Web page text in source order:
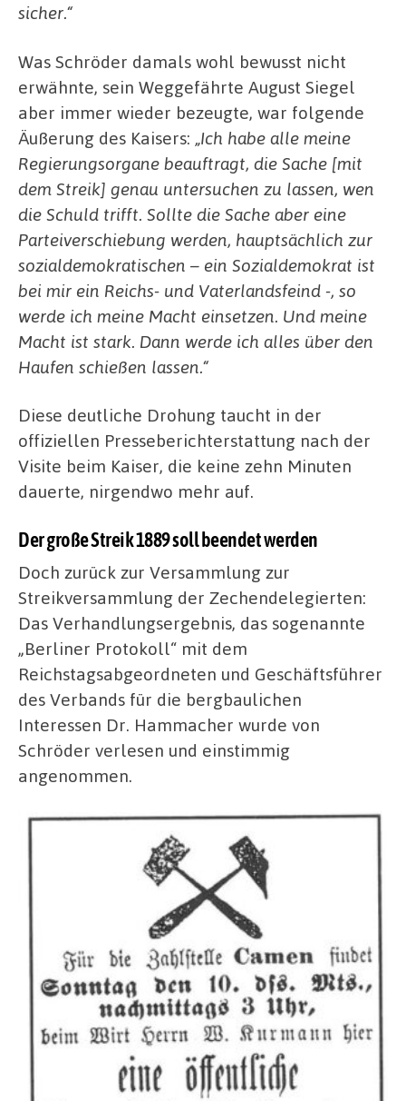
sicher.“
Was Schröder damals wohl bewusst nicht
erwähnte, sein Weggefährte August Siegel
aber immer wieder bezeugte, war folgende
Äußerung des Kaisers: „Ich habe alle meine
Regierungsorgane beauftragt, die Sache [mit
dem Streik] genau untersuchen zu lassen, wen
die Schuld trifft. Sollte die Sache aber eine
Parteiverschiebung werden, hauptsächlich zur
sozialdemokratischen – ein Sozialdemokrat ist
bei mir ein Reichs- und Vaterlandsfeind -, so
werde ich meine Macht einsetzen. Und meine
Macht ist stark. Dann werde ich alles über den
Haufen schießen lassen.“
Diese deutliche Drohung taucht in der
offiziellen Presseberichterstattung nach der
Visite beim Kaiser, die keine zehn Minuten
dauerte, nirgendwo mehr auf.
Der große Streik 1889 soll beendet werden
Doch zurück zur Versammlung zur
Streikversammlung der Zechendelegierten:
Das Verhandlungsergebnis, das sogenannte
„Berliner Protokoll“ mit dem
Reichstagsabgeordneten und Geschäftsführer
des Verbands für die bergbaulichen
Interessen Dr. Hammacher wurde von
Schröder verlesen und einstimmig
angenommen.